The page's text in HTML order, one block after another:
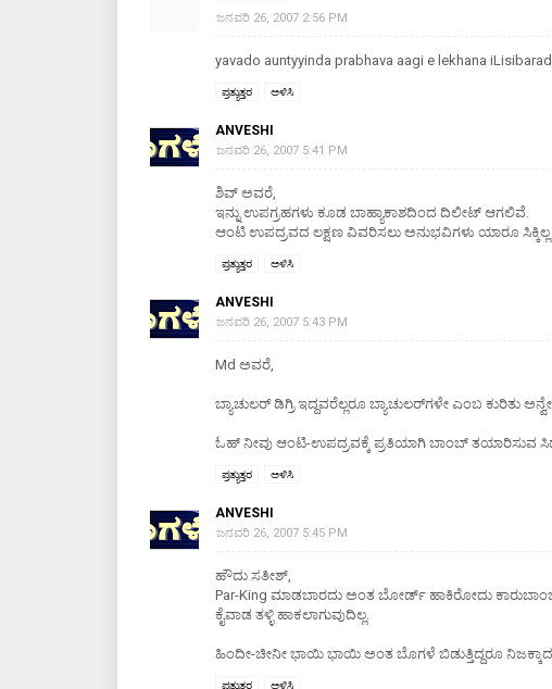
ಜನವರಿ 26, 2007 2:56 PM
yavado auntyyinda prabhava aagi e lekhana
ಪ್ರತ್ಯುತ್ತರ ಅಳಿಸಿ
ANVESHI
ಜನವರಿ 26, 2007 5:41 PM
ಶಿವ್ ಅವರೆ,
ಇನ್ನು ಉಪಗ್ರಹಗಳು ಕೂಡ ಬಾಹ್ಯಾಕಾಶದಿಂದ ದಿಲೀಟ್ ಆಗಲಿವೆ.
ಆಂಟಿ ಉಪದ್ರವದ ಲಕ್ಷಣ ವಿವರಿಸಲು ಅನುಭವಿಗಳು ಯಾರೂ ಸಿಕ್ಕಿಲ್ಲ
ಪ್ರತ್ಯುತ್ತರ ಅಳಿಸಿ
ANVESHI
ಜನವರಿ 26, 2007 5:43 PM
Md ಅವರೆ,
ಬ್ಯಾಚುಲರ್ ಡಿಗ್ರಿ ಇದ್ದವರೆಲ್ಲರೂ ಬ್ಯಾಚುಲರ್‌ಗಳೇ ಎಂಬ ಕುರಿತು
ಓಹ್ ನೀವು ಆಂಟಿ-ಉಪದ್ರವಕ್ಕೆ ಪ್ರತಿಯಾಗಿ ಬಾಂಬ್ ತಯಾರಿಸುವ
ಪ್ರತ್ಯುತ್ತರ ಅಳಿಸಿ
ANVESHI
ಜನವರಿ 26, 2007 5:45 PM
ಹೌದು ಸತೀಶ್,
Par-King ಮಾಡಬಾರದು ಅಂತ ಬೋರ್ಡ್ ಹಾಕಿರೋದು
ಕೈವಾಡ ತಳ್ಳಿ ಹಾಕಲಾಗುವುದಿಲ್ಲ.
ಹಿಂದೀ-ಚೀನೀ ಭಾಯಿ ಭಾಯಿ ಅಂತ ಬೊಗಳೆ ಬಿಡುತ್ತಿದ್ದರೂ
ಪ್ರತ್ಯುತ್ತರ ಅಳಿಸಿ